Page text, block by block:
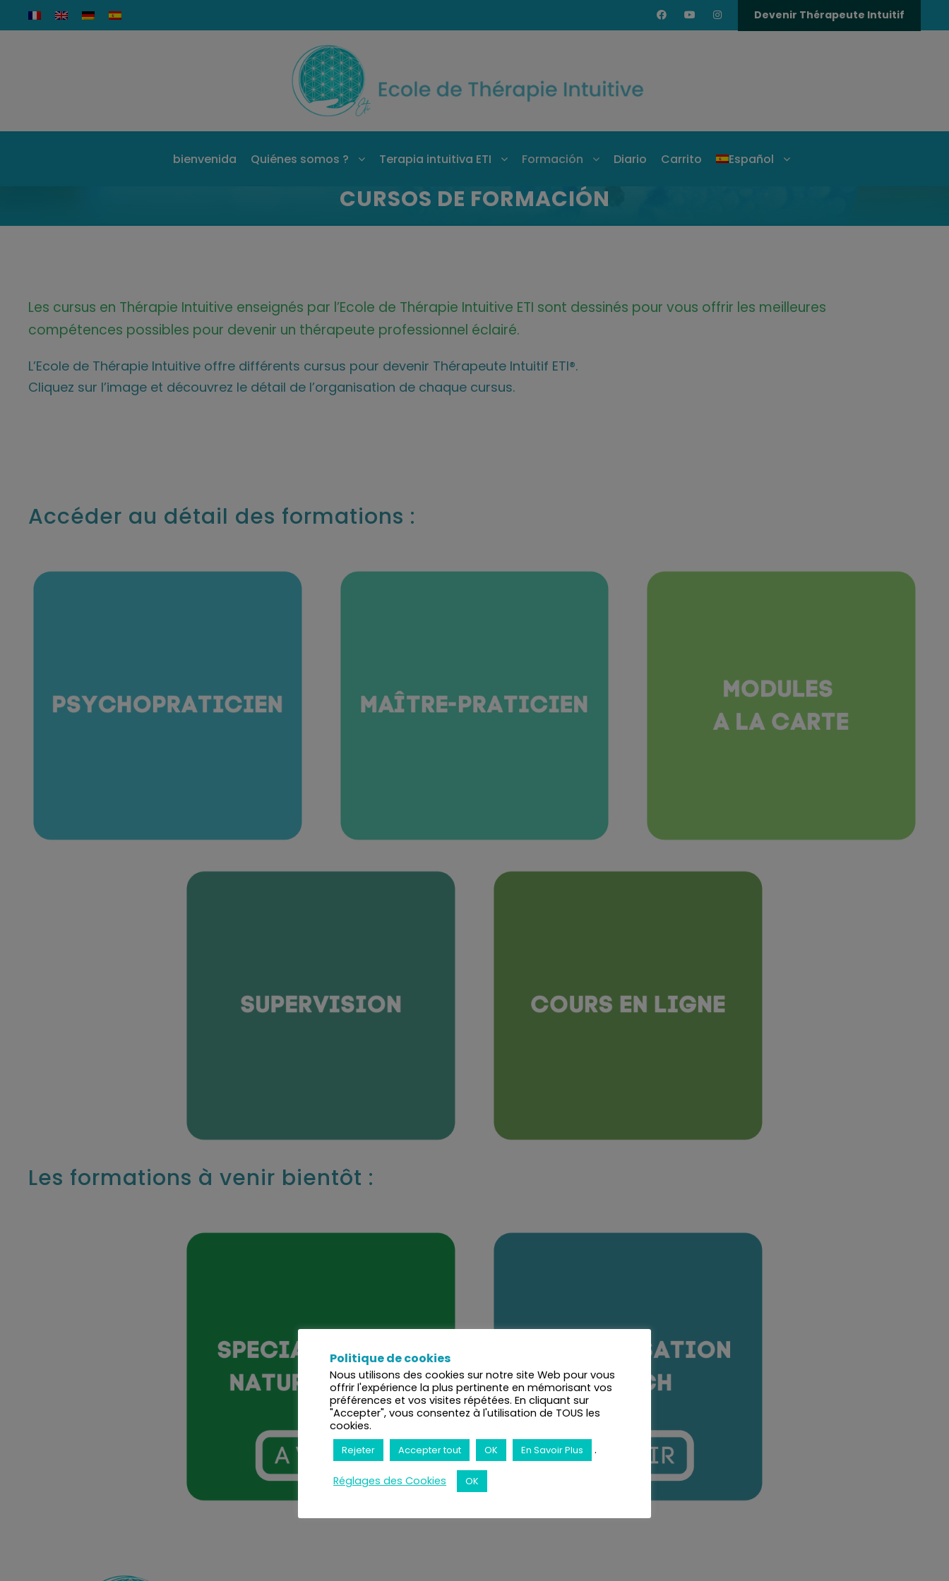
Devenir Thérapeute Intuitif
bienvenida Quiénes somos ? Terapia intuitiva ETI Formación Diario Carrito Español
CURSOS DE FORMACIÓN
Les cursus en Thérapie Intuitive enseignés par l’Ecole de Thérapie Intuitive ETI sont dessinés pour vous offrir les meilleures
compétences possibles pour devenir un thérapeute professionnel éclairé.
L’Ecole de Thérapie Intuitive offre différents cursus pour devenir Thérapeute Intuitif ETI®.
Cliquez sur l’image et découvrez le détail de l’organisation de chaque cursus.
Accéder au détail des formations :
Les formations à venir bientôt :
Politique de cookies
Nous utilisons des cookies sur notre site Web pour vous
offrir l'expérience la plus pertinente en mémorisant vos
préférences et vos visites répétées. En cliquant sur
"Accepter", vous consentez à l'utilisation de TOUS les
cookies.
Rejeter Accepter tout OK En Savoir Plus .
Réglages des Cookies OK